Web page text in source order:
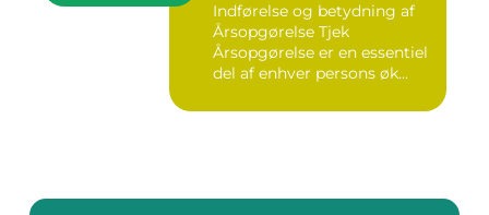
Indførelse og betydning af
Årsopgørelse Tjek
Årsopgørelse er en essentiel
del af enhver persons øk...